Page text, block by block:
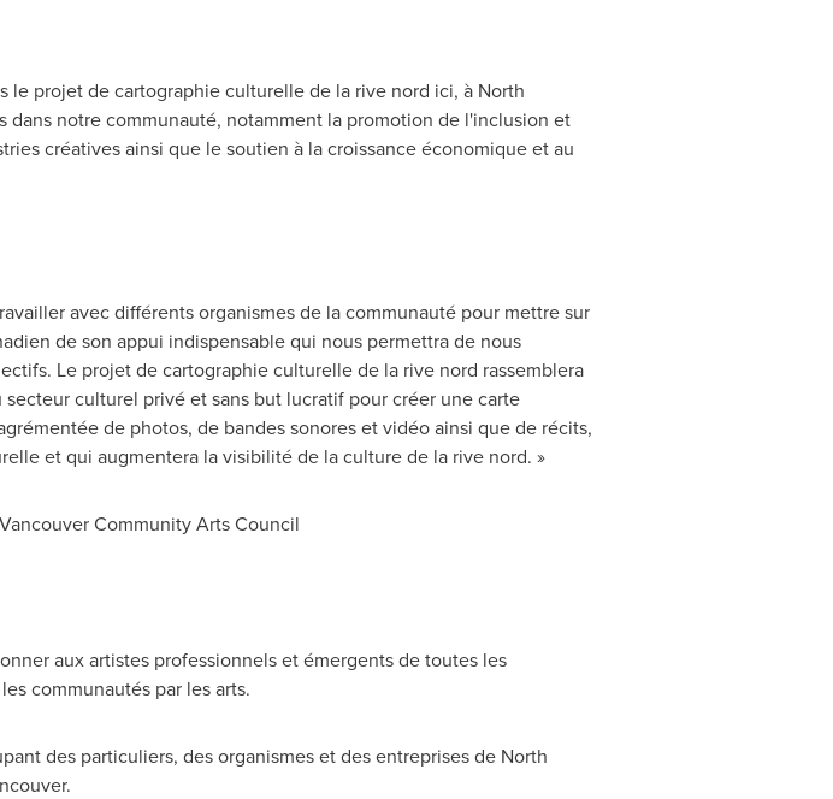
le projet de cartographie culturelle de la rive nord ici, à North
notre communauté, notamment la promotion de l'inclusion et
créatives ainsi que le soutien à la croissance économique et au
avec différents organismes de la communauté pour mettre sur
de son appui indispensable qui nous permettra de nous
Le projet de cartographie culturelle de la rive nord rassemblera
culturel privé et sans but lucratif pour créer une carte
de photos, de bandes sonores et vidéo ainsi que de récits,
et qui augmentera la visibilité de la culture de la rive nord. »
Community Arts Council
aux artistes professionnels et émergents de toutes les
communautés par les arts.
des particuliers, des organismes et des entreprises de North
.